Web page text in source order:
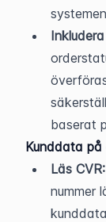
baserat
Kunddata på
Läs CVR:
nummer